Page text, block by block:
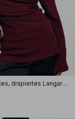
strukturiertes, drapiertes Langarm-Oberteil